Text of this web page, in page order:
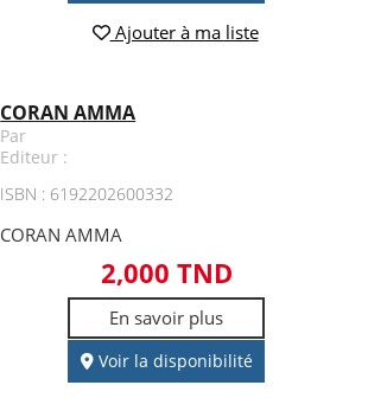
Ajouter à ma liste
CORAN AMMA
Par
Editeur :
ISBN : 6192202600332
CORAN AMMA
2,000 TND
En savoir plus
Voir la disponibilité